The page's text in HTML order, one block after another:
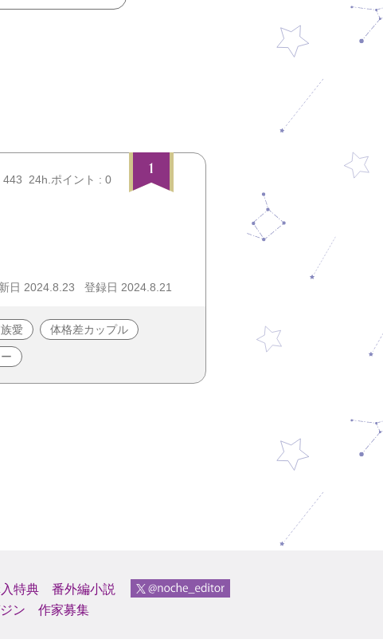
1
443 24h.ポイント : 0
日 2024.8.23 登録日 2024.8.21
愛 体格差カップル
特典
番外編小説
ン
作家募集